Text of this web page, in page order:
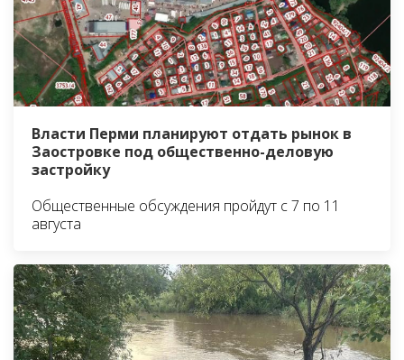
Власти Перми планируют отдать рынок в
Заостровке под общественно-деловую
застройку
Общественные обсуждения пройдут с 7 по 11
августа